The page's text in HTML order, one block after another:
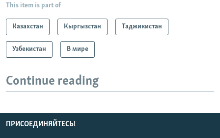
This item is part of
Казахстан Кыргызстан Таджикистан
Узбекистан В мире
Continue reading
ПРИСОЕДИНЯЙТЕСЬ!